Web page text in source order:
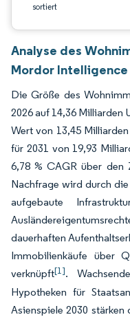
sortiert
Analyse des
Mordor Intelligence
Die Größe des
2026 auf 14,36 Milliarden
Wert von 13,45
für 2031 von 19,93
6,78 % CAGR über den
Nachfrage wird durch
aufgebaute
dauerhaften
Immobilienkäufe über
verknüpft[1].
Hypotheken für
Asienspiele 2030